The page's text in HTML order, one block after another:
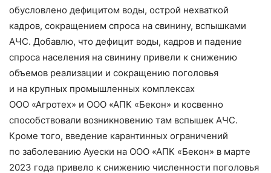
обусловлено дефицитом воды, острой нехваткой
кадров, сокращением спроса на свинину, вспышками
АЧС. Добавлю, что дефицит воды, кадров и падение
спроса населения на свинину привели к снижению
объемов реализации и сокращению поголовья
и на крупных промышленных комплексах
ООО «Агротех» и ООО «АПК «Бекон» и косвенно
способствовали возникновению там вспышек АЧС.
Кроме того, введение карантинных ограничений
по заболеванию Ауески на ООО «АПК «Бекон» в марте
2023 года привело к снижению численности поголовья